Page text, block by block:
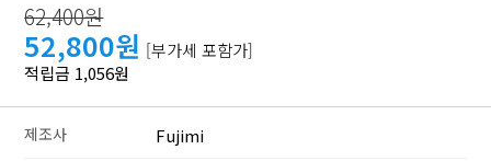
62,400원
52,800원 [부가세 포함가]
적립금 1,056원
제조사 Fujimi